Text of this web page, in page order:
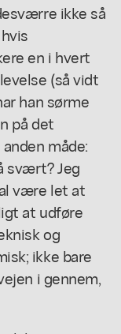
ikke så
en i hvert
(så vidt
han sørme
på det
måde:
svært? Jeg
være let at
at udføre
og
ikke bare
i gennem,